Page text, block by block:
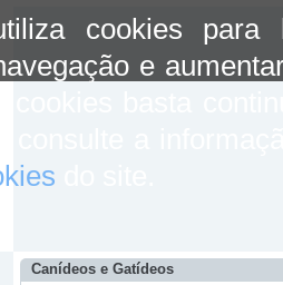
cookies para
e
Canídeos e Gatídeos